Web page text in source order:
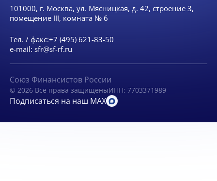
101000, г. Москва, ул. Мясницкая, д. 42, строение 3,
помещение III, комната № 6
Тел. / факс:+7 (495) 621-83-50
e-mail: sfr@sf-rf.ru
Союз Финансистов России
© 2026 Все права защищеныИНН: 7703371989
Подписаться на наш MAX